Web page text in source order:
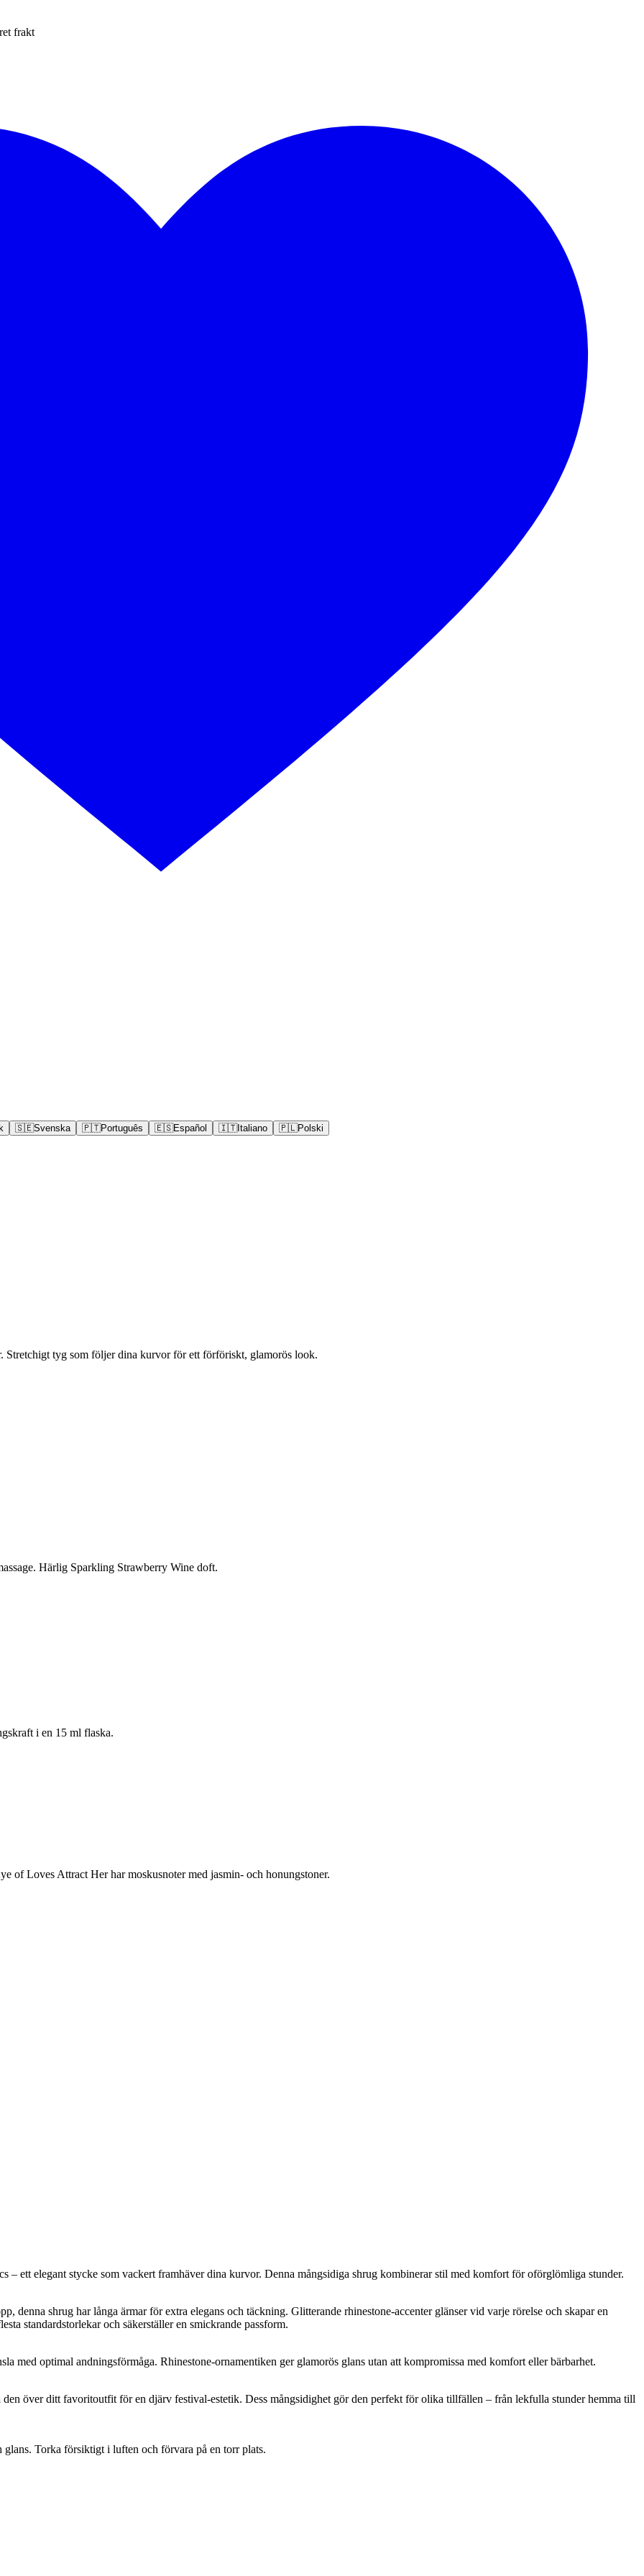
frakt
🇸🇪Svenska 🇵🇹Português 🇪🇸Español 🇮🇹Italiano 🇵🇱Polski
Stretchigt tyg som följer dina kurvor för ett förföriskt, glamorös look.
Härlig Sparkling Strawberry Wine doft.
i en 15 ml flaska.
of Loves Attract Her har moskusnoter med jasmin- och honungstoner.
– ett elegant stycke som vackert framhäver dina kurvor. Denna mångsidiga shrug kombinerar stil med komfort för oförglömliga stunder.
denna shrug har långa ärmar för extra elegans och täckning. Glitterande rhinestone-accenter glänser vid varje rörelse och skapar en
standardstorlekar och säkerställer en smickrande passform.
med optimal andningsförmåga. Rhinestone-ornamentiken ger glamorös glans utan att kompromissa med komfort eller bärbarhet.
över ditt favoritoutfit för en djärv festival-estetik. Dess mångsidighet gör den perfekt för olika tillfällen – från lekfulla stunder hemma till
Torka försiktigt i luften och förvara på en torr plats.